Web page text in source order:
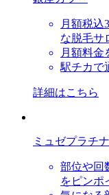
月額税込
な脱毛サ
月額料金
駅チカで
詳細はこちら
ミュゼプラチ
部位や回
をピンポ